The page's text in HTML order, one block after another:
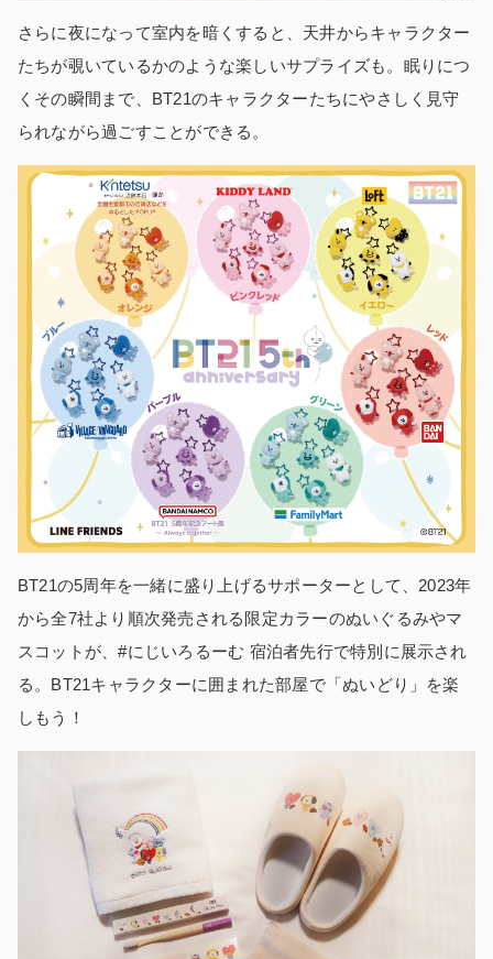
さらに夜になって室内を暗くすると、天井からキャラクター
たちが覗いているかのような楽しいサプライズも。眠りにつ
くその瞬間まで、BT21のキャラクターたちにやさしく見守
られながら過ごすことができる。
BT21の5周年を一緒に盛り上げるサポーターとして、2023年
から全7社より順次発売される限定カラーのぬいぐるみやマ
スコットが、#にじいろるーむ 宿泊者先行で特別に展示され
る。BT21キャラクターに囲まれた部屋で「ぬいどり」を楽
しもう！